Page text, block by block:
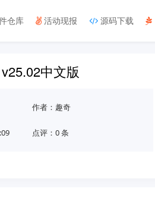
仓库 活动现报 源码下载
中文版
作者：趣奇
点评：0 条